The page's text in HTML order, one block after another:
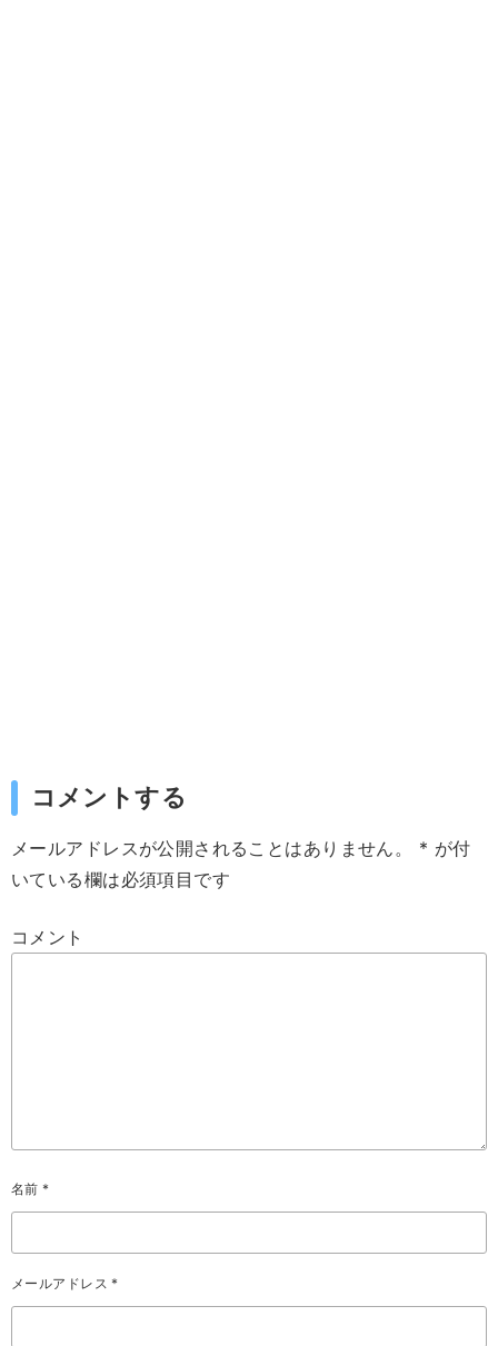
コメントする
メールアドレスが公開されることはありません。 * が付
いている欄は必須項目です
コメント
名前*
メールアドレス*